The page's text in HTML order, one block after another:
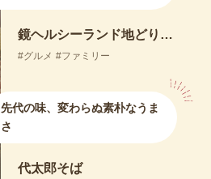
鏡ヘルシーランド地どり茶屋
グルメ ファミリー
先代の味、変わらぬ素朴なうま
さ
代太郎そば